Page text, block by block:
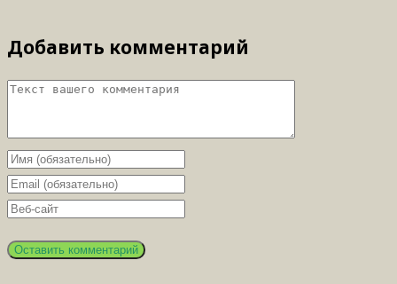
Добавить комментарий